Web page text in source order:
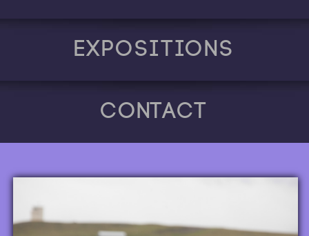
Expositions
Contact